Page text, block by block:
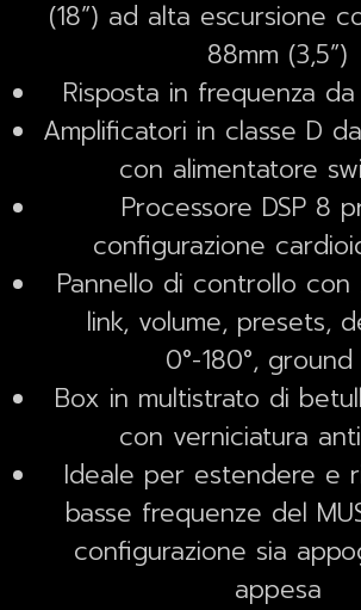
(18”) ad alta escursione
88mm (3,5”)
Risposta in frequenza da
Amplificatori in classe D
con alimentatore
Processore DSP 8
configurazione
Pannello di controllo con
link, volume, presets,
0°-180°,
Box in multistrato di
con verniciatura
Ideale per estendere e
basse frequenze del
configurazione sia
appesa